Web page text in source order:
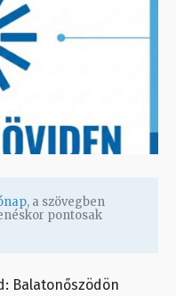
, a szövegben
pontosak
Balatonőszödön